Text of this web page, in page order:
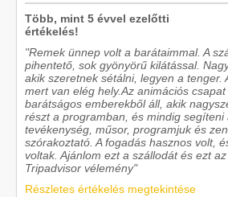
Több, mint 5 évvel ezelőtti
értékelés!
"Remek ünnep volt a barátaimmal. A
pihentető, sok gyönyörű kilátással.
akik szeretnek sétálni, legyen a tenger.
mert van elég hely.Az animációs
barátságos emberekből áll, akik
részt a programban, és mindig segíteni
tevékenység, műsor, programjuk és
szórakoztató. A fogadás hasznos volt,
voltak. Ajánlom ezt a szállodát és ezt
Tripadvisor vélemény"
Részletes értékelés megtekintése